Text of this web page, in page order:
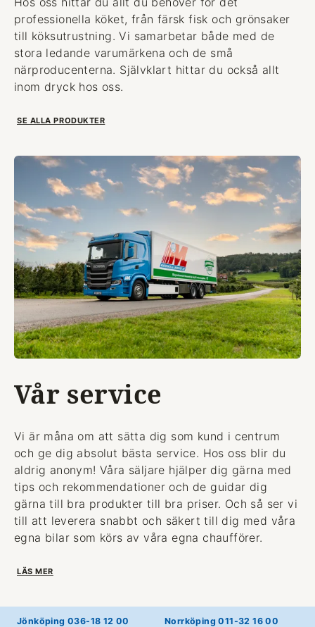
professionella köket, från färsk fisk och grönsaker
till köksutrustning. Vi samarbetar både med de
stora ledande varumärkena och de små
närproducenterna. Självklart hittar du också allt
inom dryck hos oss.
SE ALLA PRODUKTER
Vår service
Vi är måna om att sätta dig som kund i centrum
och ge dig absolut bästa service. Hos oss blir du
aldrig anonym! Våra säljare hjälper dig gärna med
tips och rekommendationer och de guidar dig
gärna till bra produkter till bra priser. Och så ser vi
till att leverera snabbt och säkert till dig med våra
egna bilar som körs av våra egna chaufförer.
LÄS MER
Jönköping 036-18 12 00 Norrköping 011-32 16 00